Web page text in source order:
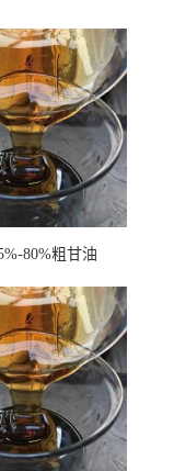
80%粗甘油